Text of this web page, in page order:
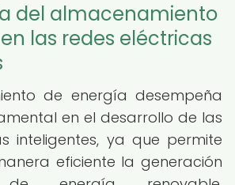
del almacenamiento
las redes eléctricas
de energía desempeña
en el desarrollo de las
inteligentes, ya que permite
eficiente la generación